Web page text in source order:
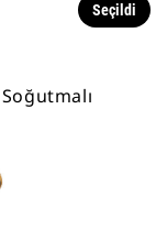
Seçildi